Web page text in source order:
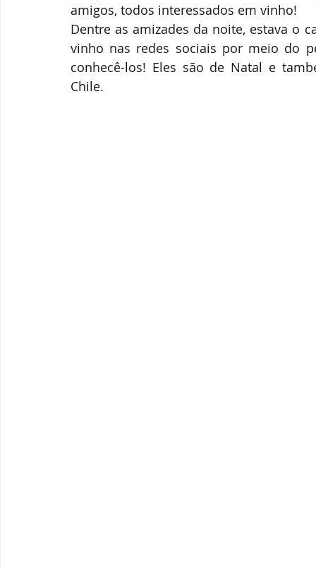
amigos, todos interessados em vinho!
Dentre as amizades da noite, estava o
vinho nas redes sociais por meio do
conhecê-los! Eles são de Natal e
Chile.